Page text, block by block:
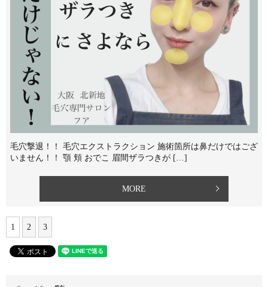
毛穴撃退！！ 毛穴エクストラクション 施術箇所は鼻だけではござ
いません！！⁡ 顎 頬 おでこ 眉間⁡ザラつきが […]
MORE
1 2 3